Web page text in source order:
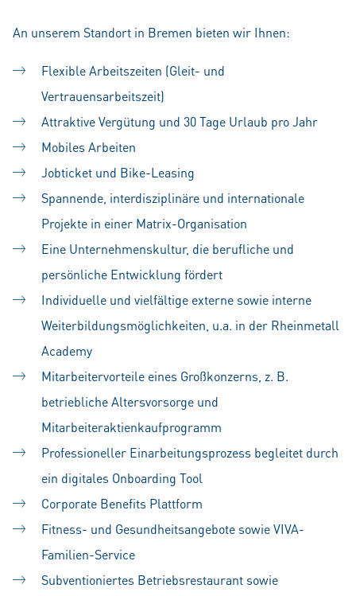
An unserem Standort in Bremen bieten wir Ihnen:
Flexible Arbeitszeiten (Gleit- und
Vertrauensarbeitszeit)
Attraktive Vergütung und 30 Tage Urlaub pro Jahr
Mobiles Arbeiten
Jobticket und Bike-Leasing
Spannende, interdisziplinäre und internationale
Projekte in einer Matrix-Organisation
Eine Unternehmenskultur, die berufliche und
persönliche Entwicklung fördert
Individuelle und vielfältige externe sowie interne
Weiterbildungsmöglichkeiten, u.a. in der Rheinmetall
Academy
Mitarbeitervorteile eines Großkonzerns, z. B.
betriebliche Altersvorsorge und
Mitarbeiteraktienkaufprogramm
Professioneller Einarbeitungsprozess begleitet durch
ein digitales Onboarding Tool
Corporate Benefits Plattform
Fitness- und Gesundheitsangebote sowie VIVA-
Familien-Service
Subventioniertes Betriebsrestaurant sowie